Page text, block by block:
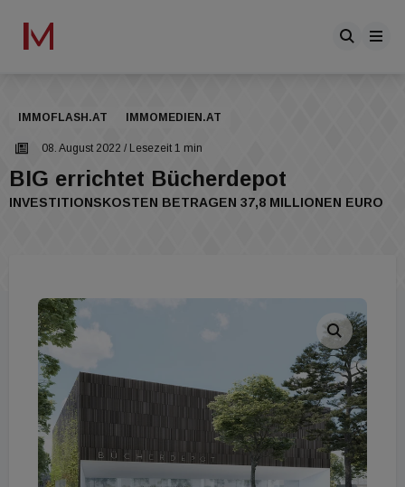
IMMOFLASH.AT IMMOMEDIEN.AT
08. August 2022 / Lesezeit 1 min
BIG errichtet Bücherdepot
INVESTITIONSKOSTEN BETRAGEN 37,8 MILLIONEN EURO